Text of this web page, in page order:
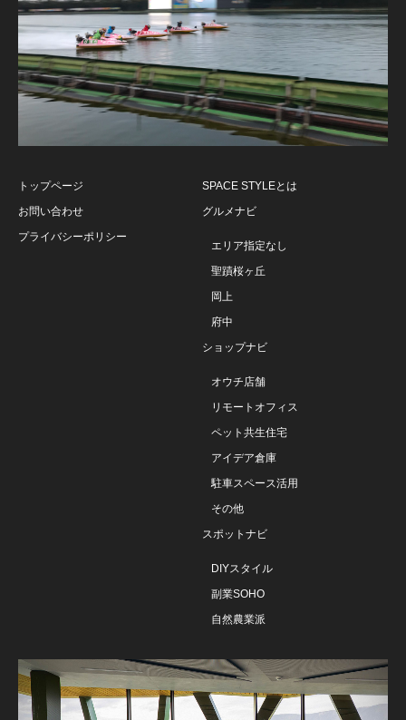
トップページ
お問い合わせ
プライバシーポリシー
SPACE STYLEとは
グルメナビ
エリア指定なし
聖蹟桜ヶ丘
岡上
府中
ショップナビ
オウチ店舗
リモートオフィス
ペット共生住宅
アイデア倉庫
駐車スペース活用
その他
スポットナビ
DIYスタイル
副業SOHO
自然農業派